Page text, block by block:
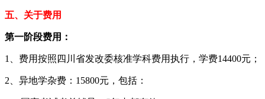
五、关于费用
第一阶段费用：
1、费用按照四川省发改委核准学科费用执行，学费14400元；
2、异地学杂费：15800元，包括：